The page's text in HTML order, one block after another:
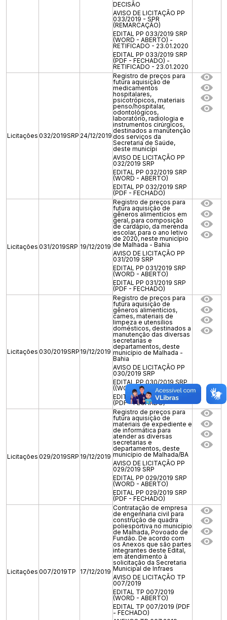
DECISÃO
AVISO DE LICITAÇÃO PP
033/2019 - SPR
(REMARCAÇÃO)
EDITAL PP 033/2019 SRP
(WORD - ABERTO) -
RETIFICADO - 23.01.2020
EDITAL PP 033/2019 SRP
(PDF - FECHADO) -
RETIFICADO - 23.01.2020
Licitações 032/2019SRP 24/12/2019
Registro de preços para
futura aquisição de
medicamentos
hospitalares,
psicotrópicos, materiais
penso/hospitalar,
odontológicos,
laboratório, radiologia e
instrumentos cirúrgicos,
destinados a manutenção
dos serviços da
Secretaria de Saúde,
deste municípi
AVISO DE LICITAÇÃO PP
032/2019 SRP
EDITAL PP 032/2019 SRP
(WORD - ABERTO)
EDITAL PP 032/2019 SRP
(PDF - FECHADO)
Licitações 031/2019SRP 19/12/2019
Registro de preços para
futura aquisição de
gêneros alimentícios em
geral, para composição
de cardápio, da merenda
escolar, para o ano letivo
de 2020, neste município
de Malhada - Bahia
AVISO DE LICITAÇÃO PP
031/2019 SRP
EDITAL PP 031/2019 SRP
(WORD - ABERTO)
EDITAL PP 031/2019 SRP
(PDF - FECHADO)
Licitações 030/2019SRP 19/12/2019
Registro de preços para
futura aquisição de
gêneros alimentícios,
carnes, materiais de
limpeza e utensílios
domésticos, destinados a
manutenção das diversas
secretarias e
departamentos, deste
município de Malhada -
Bahia
AVISO DE LICITAÇÃO PP
030/2019 SRP
EDITAL PP 030/2019 SRP
((WORD - ABERTO)
EDITAL PP 030/2019 SRP
(PDF - FECHADO)
Licitações 029/2019SRP 19/12/2019
Registro de preços para
futura aquisição de
materiais de expediente e
de informática para
atender as diversas
secretarias e
departamentos, deste
município de Malhada/BA
AVISO DE LICITAÇÃO PP
029/2019 SRP
EDITAL PP 029/2019 SRP
(WORD - ABERTO)
EDITAL PP 029/2019 SRP
(PDF - FECHADO)
Licitações 007/2019TP 17/12/2019
Contratação de empresa
de engenharia civil para
construção de quadra
poliesportiva no município
de Malhada, Povoado de
Fundão. De acordo com
os Anexos que são partes
integrantes deste Edital,
em atendimento à
solicitação da Secretaria
Municipal de Infraes
AVISO DE LICITAÇÃO TP
007/2019
EDITAL TP 007/2019
(WORD - ABERTO)
EDITAL TP 007/2019 (PDF
- FECHADO)